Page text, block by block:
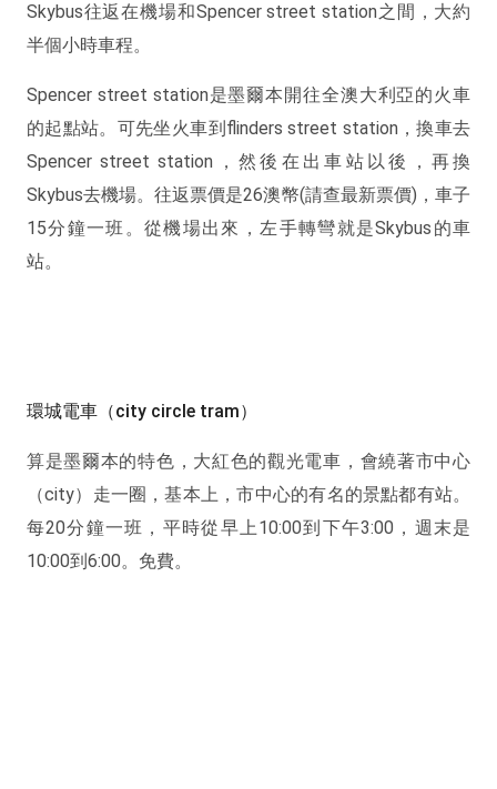
Skybus往返在機場和Spencer street station之間，大約
半個小時車程。
Spencer street station是墨爾本開往全澳大利亞的火車
的起點站。可先坐火車到flinders street station，換車去
Spencer street station，然後在出車站以後，再換
Skybus去機場。往返票價是26澳幣(請查最新票價)，車子
15分鐘一班。從機場出來，左手轉彎就是Skybus的車
站。
環城電車（city circle tram）
算是墨爾本的特色，大紅色的觀光電車，會繞著市中心
（city）走一圈，基本上，市中心的有名的景點都有站。
每20分鐘一班，平時從早上10:00到下午3:00，週末是
10:00到6:00。免費。